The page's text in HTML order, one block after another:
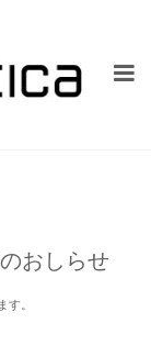
おしらせ
す。